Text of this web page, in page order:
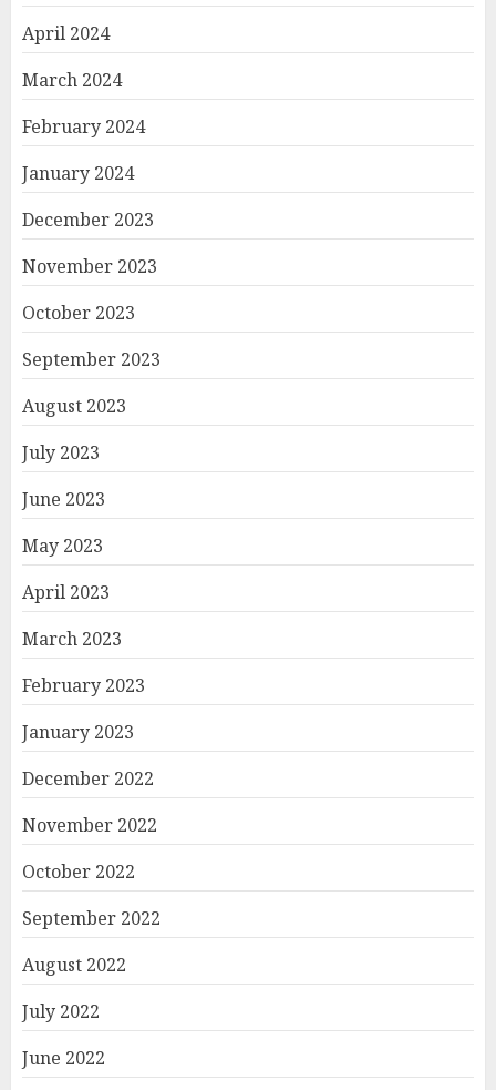
April 2024
March 2024
February 2024
January 2024
December 2023
November 2023
October 2023
September 2023
August 2023
July 2023
June 2023
May 2023
April 2023
March 2023
February 2023
January 2023
December 2022
November 2022
October 2022
September 2022
August 2022
July 2022
June 2022